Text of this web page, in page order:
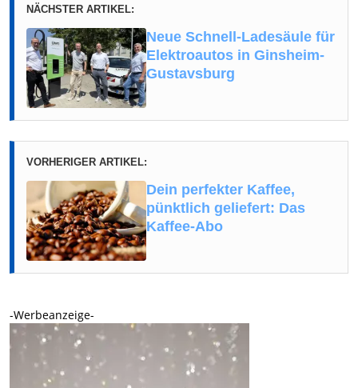
NÄCHSTER ARTIKEL:
Neue Schnell-Ladesäule für
Elektroautos in Ginsheim-
Gustavsburg
VORHERIGER ARTIKEL:
Dein perfekter Kaffee,
pünktlich geliefert: Das
Kaffee-Abo
-Werbeanzeige-